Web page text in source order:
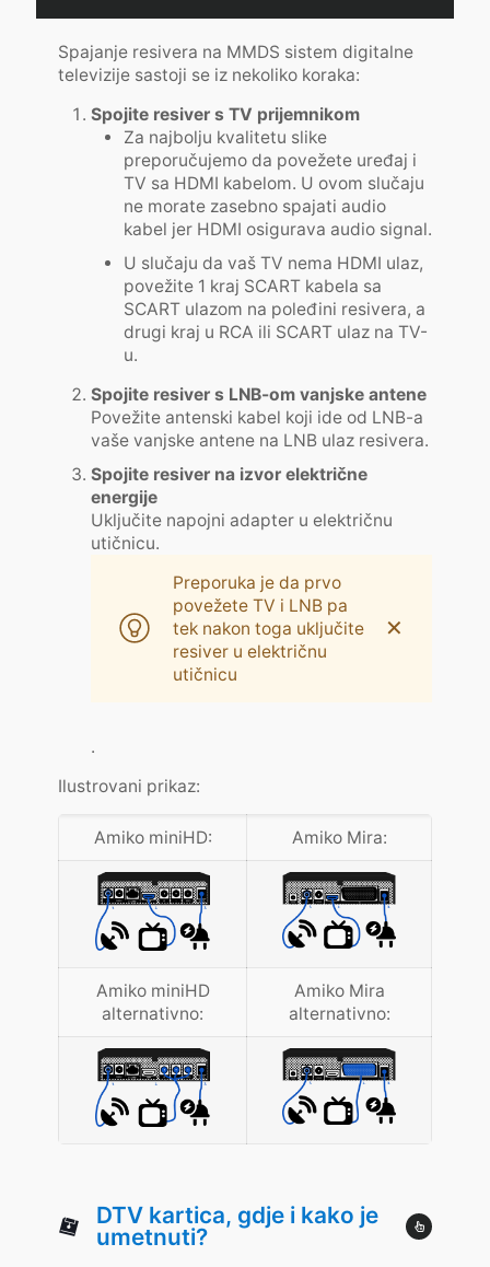
Spajanje resivera na MMDS sistem digitalne
televizije sastoji se iz nekoliko koraka:
Spojite resiver s TV prijemnikom
Za najbolju kvalitetu slike
preporučujemo da povežete uređaj i
TV sa HDMI kabelom. U ovom slučaju
ne morate zasebno spajati audio
kabel jer HDMI osigurava audio signal.
U slučaju da vaš TV nema HDMI ulaz,
povežite 1 kraj SCART kabela sa
SCART ulazom na poleđini resivera, a
drugi kraj u RCA ili SCART ulaz na TV-
u.
Spojite resiver s LNB-om vanjske antene
Povežite antenski kabel koji ide od LNB-a
vaše vanjske antene na LNB ulaz resivera.
Spojite resiver na izvor električne
energije
Uključite napojni adapter u električnu
utičnicu.
Preporuka je da prvo
povežete TV i LNB pa
tek nakon toga uključite
resiver u električnu
utičnicu
✕
.
Ilustrovani prikaz:
Amiko miniHD: Amiko Mira:
Amiko miniHD
alternativno:
Amiko Mira
alternativno:
DTV kartica, gdje i kako je
umetnuti?